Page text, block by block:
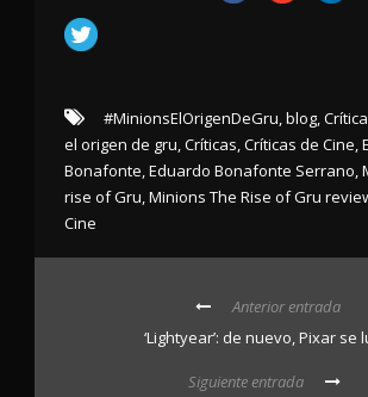
#MinionsElOrigenDeGru,blog,
el origen de gru,Críticas,Críticas de Cine,
Bonafonte,Eduardo Bonafonte Serrano,
rise of Gru,Minions The Rise of Gru
Cine
Anterior entrada
‘Lightyear’: de nuevo, Pixar se
Siguiente entrada